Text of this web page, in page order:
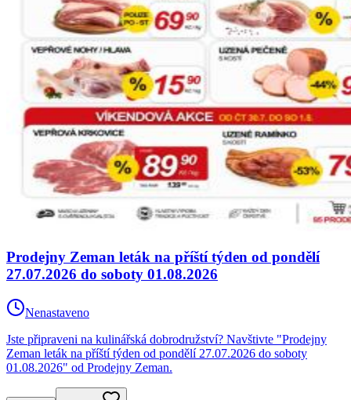
Prodejny Zeman leták na příští týden od pondělí
27.07.2026 do soboty 01.08.2026
Nenastaveno
Jste připraveni na kulinářská dobrodružství? Navštivte "Prodejny
Zeman leták na příští týden od pondělí 27.07.2026 do soboty
01.08.2026" od Prodejny Zeman.